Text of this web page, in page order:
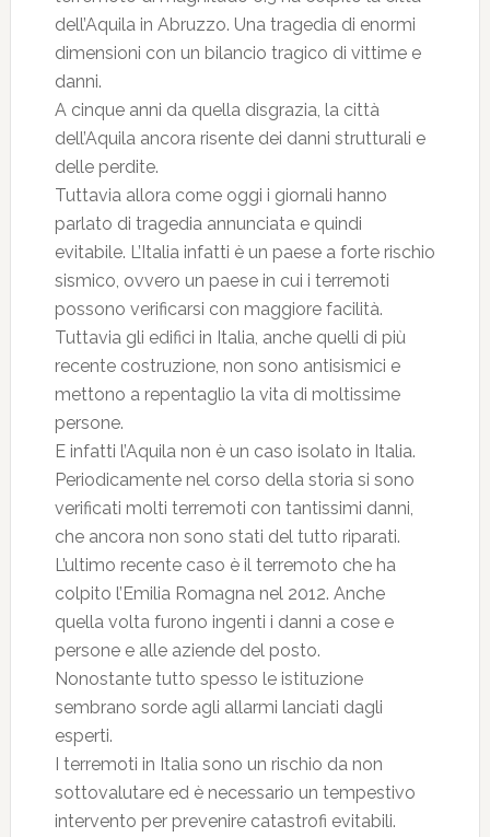
dell’Aquila in Abruzzo. Una tragedia di enormi
dimensioni con un bilancio tragico di vittime e
danni.
A cinque anni da quella disgrazia, la città
dell’Aquila ancora risente dei danni strutturali e
delle perdite.
Tuttavia allora come oggi i giornali hanno
parlato di tragedia annunciata e quindi
evitabile. L’Italia infatti è un paese a forte rischio
sismico, ovvero un paese in cui i terremoti
possono verificarsi con maggiore facilità.
Tuttavia gli edifici in Italia, anche quelli di più
recente costruzione, non sono antisismici e
mettono a repentaglio la vita di moltissime
persone.
E infatti l’Aquila non è un caso isolato in Italia.
Periodicamente nel corso della storia si sono
verificati molti terremoti con tantissimi danni,
che ancora non sono stati del tutto riparati.
L’ultimo recente caso è il terremoto che ha
colpito l’Emilia Romagna nel 2012. Anche
quella volta furono ingenti i danni a cose e
persone e alle aziende del posto.
Nonostante tutto spesso le istituzione
sembrano sorde agli allarmi lanciati dagli
esperti.
I terremoti in Italia sono un rischio da non
sottovalutare ed è necessario un tempestivo
intervento per prevenire catastrofi evitabili.